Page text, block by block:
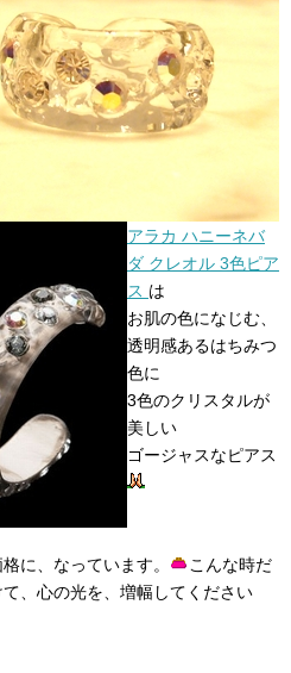
アラカ ハニーネバ
ダ クレオル 3色ピア
ス は
お肌の色になじむ、
透明感あるはちみつ
色に
3色のクリスタルが
美しい
ゴージャスなピアス
に、なっています。
こんな時だ
、心の光を、増幅してください